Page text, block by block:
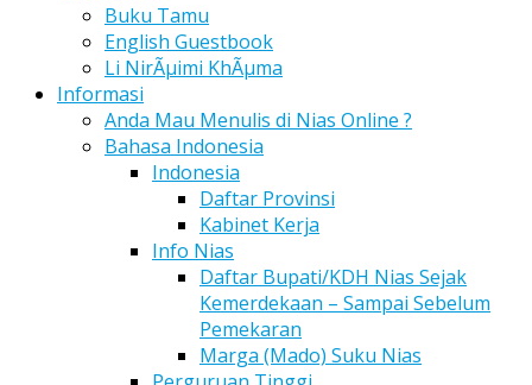
Buku Tamu
English Guestbook
Li NirÃµimi KhÃµma
Informasi
Anda Mau Menulis di Nias Online ?
Bahasa Indonesia
Indonesia
Daftar Provinsi
Kabinet Kerja
Info Nias
Daftar Bupati/KDH Nias Sejak
Kemerdekaan – Sampai Sebelum
Pemekaran
Marga (Mado) Suku Nias